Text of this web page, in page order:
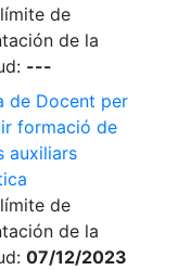
de
de la
---
de Docent per
formació de
auxiliars
de
de la
07/12/2023